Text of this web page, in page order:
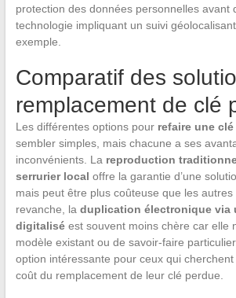
protection des données personnelles avant
technologie impliquant un suivi
exemple.
Comparatif des
remplacement de clé
Les différentes options pour refaire une
sembler simples, mais chacune a ses
inconvénients. La reproduction
serrurier local offre la garantie d’une
mais peut être plus coûteuse que les autres
revanche, la duplication électronique via
digitaliséest souvent moins chère car elle
modèle existant ou de savoir-faire
option intéressante pour ceux qui
coût du remplacement de leur clé perdue.